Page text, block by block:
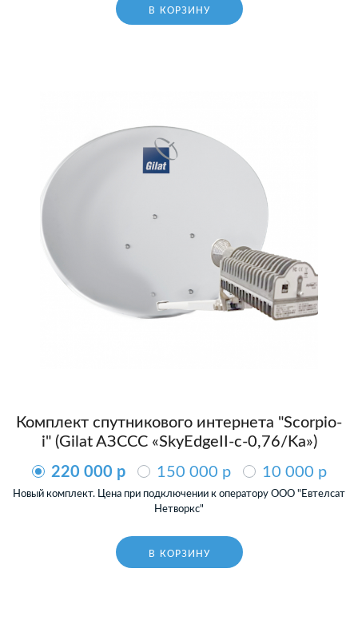
В КОРЗИНУ
Комплект спутникового интернета "Scorpio-
i" (Gilat AЗССС «SkyEdgeII-c-0,76/Ka»)
220 000 p
150 000 p 10 000 p
Новый комплект. Цена при подключении к оператору ООО "Евтелсат
Нетворкс"
В КОРЗИНУ